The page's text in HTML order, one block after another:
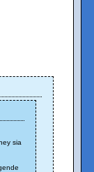
sia